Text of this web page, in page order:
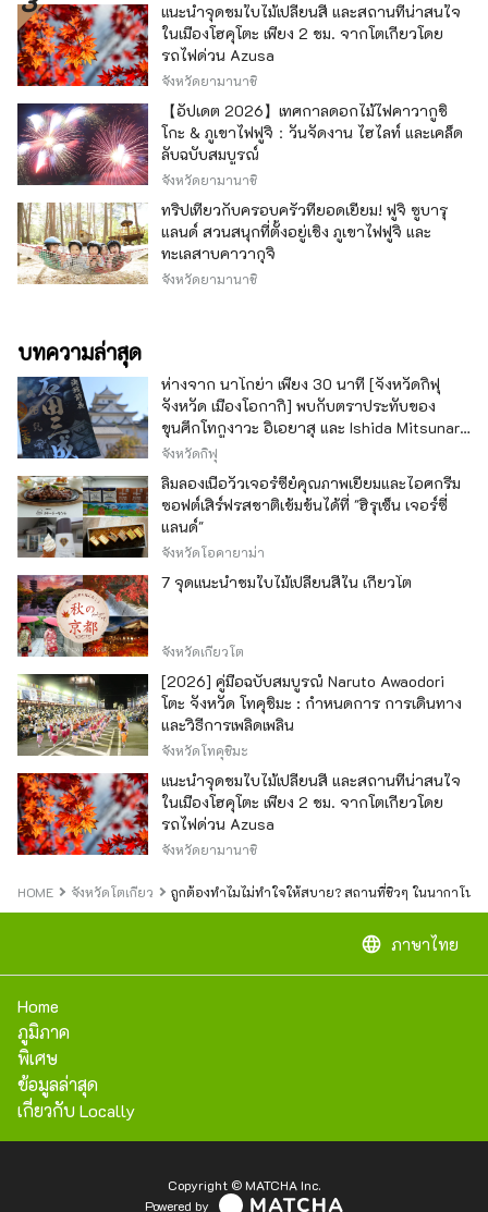
แนะนำจุดชมใบไม้เปลี่ยนสี และสถานที่น่าสนใจ
ในเมืองโฮคุโตะ เพียง 2 ชม. จากโตเกียวโดย
รถไฟด่วน Azusa
จังหวัดยามานาชิ
【อัปเดต 2026】เทศกาลดอกไม้ไฟคาวากูชิ
โกะ & ภูเขาไฟฟูจิ：วันจัดงาน ไฮไลท์ และเคล็ด
ลับฉบับสมบูรณ์
จังหวัดยามานาชิ
ทริปเที่ยวกับครอบครัวที่ยอดเยี่ยม! ฟูจิ ซูบารุ
แลนด์ สวนสนุกที่ตั้งอยู่เชิง ภูเขาไฟฟูจิ และ
ทะเลสาบคาวากุจิ
จังหวัดยามานาชิ
บทความล่าสุด
ห่างจาก นาโกย่า เพียง 30 นาที [จังหวัดกิฟุ
จังหวัด เมืองโอกากิ] พบกับตราประทับของ
ขุนศึกโทกูงาวะ อิเอยาสุ และ Ishida Mitsunari
รวมถึงสินค้าธีมปราสาท
จังหวัดกิฟุ
ลิ้มลองเนื้อวัวเจอร์ซีย์คุณภาพเยี่ยมและไอศกรีม
ซอฟต์เสิร์ฟรสชาติเข้มข้นได้ที่ "ฮิรุเซ็น เจอร์ซี่
แลนด์"
จังหวัดโอคายาม่า
7 จุดแนะนำชมใบไม้เปลี่ยนสีใน เกียวโต
จังหวัดเกียวโต
[2026] คู่มือฉบับสมบูรณ์ Naruto Awaodori
โตะ จังหวัด โทคุชิมะ : กำหนดการ การเดินทาง
และวิธีการเพลิดเพลิน
จังหวัดโทคุชิมะ
แนะนำจุดชมใบไม้เปลี่ยนสี และสถานที่น่าสนใจ
ในเมืองโฮคุโตะ เพียง 2 ชม. จากโตเกียวโดย
รถไฟด่วน Azusa
จังหวัดยามานาชิ
HOME จังหวัดโตเกียว ถูกต้องทำไมไม่ทำใจให้สบาย? สถานที่ชิวๆ ในนากาโนะ
language ภาษาไทย
Home
ภูมิภาค
พิเศษ
ข้อมูลล่าสุด
เกี่ยวกับ Locally
Copyright © MATCHA Inc.
Powered by